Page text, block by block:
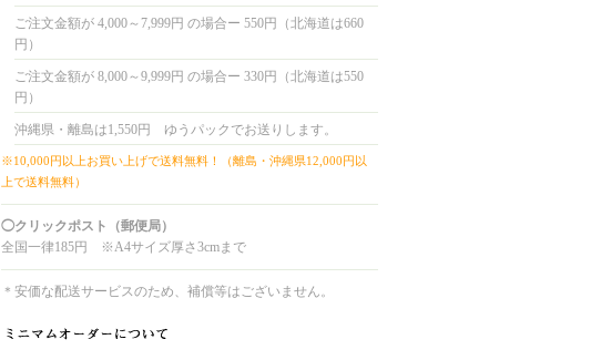
ご注文金額が 4,000～7,999円 の場合ー 550円（北海道は660
円）
ご注文金額が 8,000～9,999円 の場合ー 330円（北海道は550
円）
沖縄県・離島は1,550円 ゆうパックでお送りします。
※10,000円以上お買い上げで送料無料！（離島・沖縄県12,000円以
上で送料無料）
◯クリックポスト（郵便局）
全国一律185円 ※A4サイズ厚さ3cmまで
＊安価な配送サービスのため、補償等はございません。